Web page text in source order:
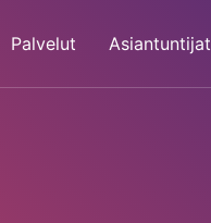
Palvelut Asiantuntijat